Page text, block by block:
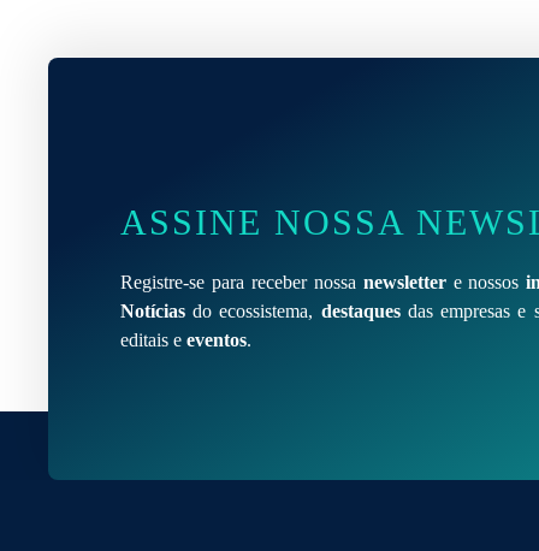
ASSINE NOSSA
Registre-se para receber nossa newslettere nossos
Notícias do ecossistema, destaquesdas empresas e
editais e eventos.